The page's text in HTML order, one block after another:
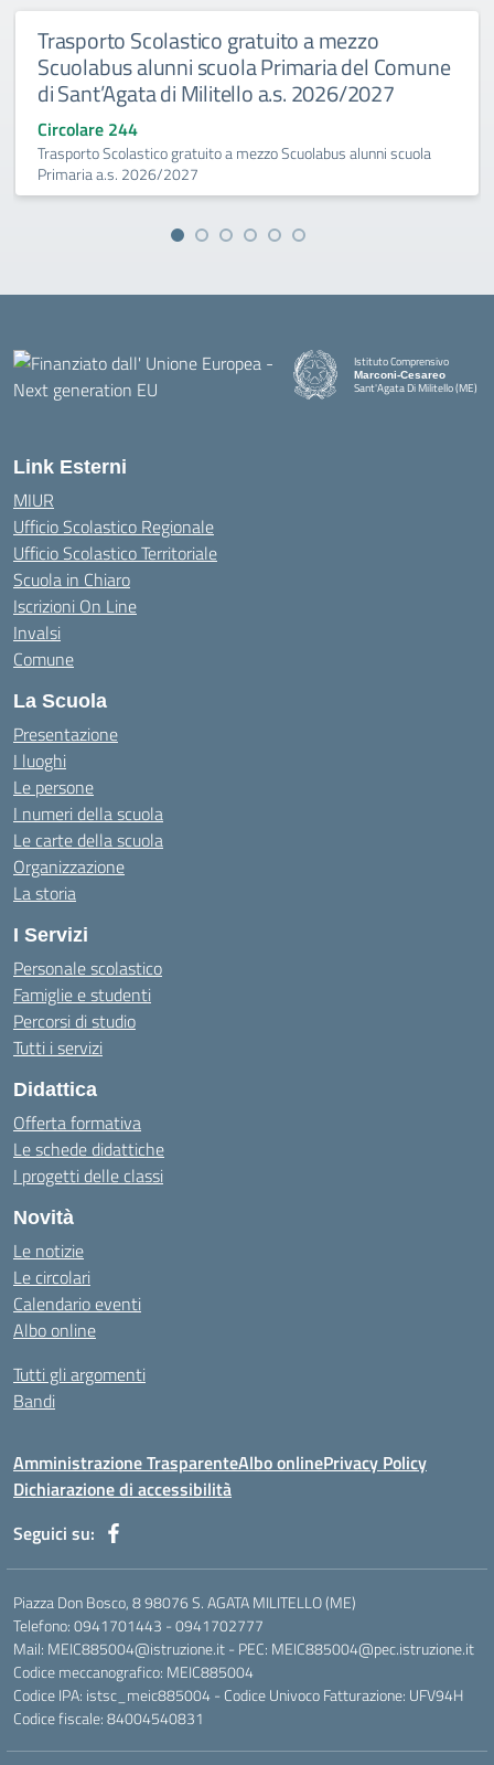
Trasporto Scolastico gratuito a mezzo
Scuolabus alunni scuola Primaria del Comune
di Sant’Agata di Militello a.s. 2026/2027
Circolare 244
Trasporto Scolastico gratuito a mezzo Scuolabus alunni scuola
Primaria a.s. 2026/2027
Istituto Comprensivo
Marconi-Cesareo
Sant'Agata Di Militello (ME)
— Visita la pagina iniziale
Link Esterni
MIUR
Ufficio Scolastico Regionale
Ufficio Scolastico Territoriale
Scuola in Chiaro
Iscrizioni On Line
Invalsi
Comune
La Scuola
Presentazione
I luoghi
Le persone
I numeri della scuola
Le carte della scuola
Organizzazione
La storia
I Servizi
Personale scolastico
Famiglie e studenti
Percorsi di studio
Tutti i servizi
Didattica
Offerta formativa
Le schede didattiche
I progetti delle classi
Novità
Le notizie
Le circolari
Calendario eventi
Albo online
Tutti gli argomenti
Bandi
Amministrazione TrasparenteAlbo onlinePrivacy Policy
Dichiarazione di accessibilità
Seguici su:
Piazza Don Bosco, 8 98076 S. AGATA MILITELLO (ME)
Telefono: 0941701443 - 0941702777
Mail: MEIC885004@istruzione.it - PEC: MEIC885004@pec.istruzione.it
Codice meccanografico: MEIC885004
Codice IPA: istsc_meic885004 - Codice Univoco Fatturazione: UFV94H
Codice fiscale: 84004540831